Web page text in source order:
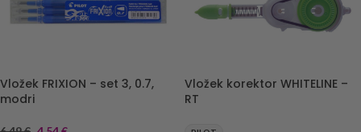
Vložek FRIXION – set 3, 0.7,
modri
Vložek korektor WHITELINE –
RT